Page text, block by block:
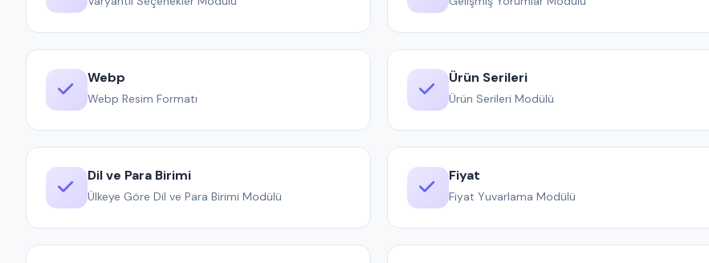
Webp
Webp Resim Formatı
Ürün Serileri
Ürün Serileri Modülü
Dil ve Para Birimi
Ülkeye Göre Dil ve Para Birimi Modülü
Fiyat
Fiyat Yuvarlama Modülü